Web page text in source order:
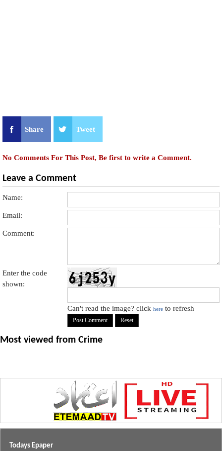
Share Tweet
No Comments For This Post, Be first to write a Comment.
Leave a Comment
Name:
Email:
Comment:
Enter the code
shown:
Can't read the image? clickhere to refresh
Most viewed from Crime
Todays Epaper